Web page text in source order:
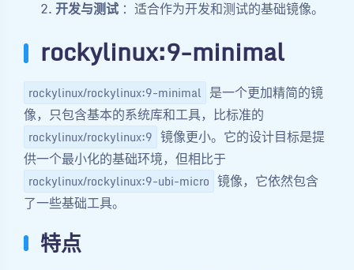
开发与测试 ：适合作为开发和测试的基础镜像。
rockylinux:9-minimal
rockylinux/rockylinux:9-minimal 是一个更加精简的镜
像，只包含基本的系统库和工具，比标准的
rockylinux/rockylinux:9 镜像更小。它的设计目标是提
供一个最小化的基础环境，但相比于
rockylinux/rockylinux:9-ubi-micro 镜像，它依然包含
了一些基础工具。
特点